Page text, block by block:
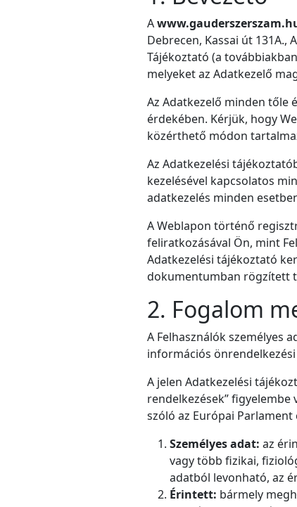
A
Debrecen, Kassai út 131A.,
Tájékoztató (a
melyeket az Adatkezelő
Az Adatkezelő minden tőle
érdekében. Kérjük, hogy
közérthető módon
Az Adatkezelési
kezelésével kapcsolatos
adatkezelés minden
A Weblapon történő
feliratkozásával Ön, mint
Adatkezelési tájékoztató
dokumentumban rögzített
2. Fogalom
A Felhasználók személyes
információs
A jelen Adatkezelési
rendelkezések”
szóló az Európai Parlament
Személyes adat: az
vagy több fizikai,
adatból levonható, az
Érintett: bármely